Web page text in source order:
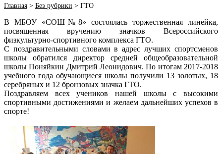
Главная > Без рубрики > ГТО
В МБОУ «СОШ№8» состоялась торжественная линейка,
посвященная вручению значков Всероссийского
физкультурно-спортивного комплекса ГТО.
С поздравительными словами в адрес лучших спортсменов
школы обратился директор средней общеобразовательной
школы Поняйкин Дмитрий Леонидович. По итогам 2017-2018
учебного года обучающиеся школы получили 13 золотых, 18
серебряных и 12 бронзовых значка ГТО.
Поздравляем всех учеников нашей школы с высокими
спортивными достижениями и желаем дальнейших успехов в
спорте!